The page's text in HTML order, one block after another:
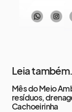
Leia também...
Mês do Meio
resíduos,
Cachoeirinha